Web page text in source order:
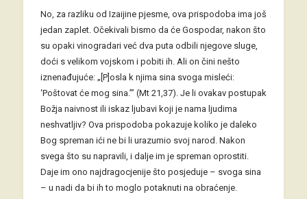
No, za razliku od Izaijine pjesme, ova prispodoba ima još
jedan zaplet. Očekivali bismo da će Gospodar, nakon što
su opaki vinogradari već dva puta odbili njegove sluge,
doći s velikom vojskom i pobiti ih. Ali on čini nešto
iznenađujuće: „[P]osla k njima sina svoga misleći:
‘Poštovat će mog sina.’” (Mt 21,37). Je li ovakav postupak
Božja naivnost ili iskaz ljubavi koji je nama ljudima
neshvatljiv? Ova prispodoba pokazuje koliko je daleko
Bog spreman ići ne bi li urazumio svoj narod. Nakon
svega što su napravili, i dalje im je spreman oprostiti.
Daje im ono najdragocjenije što posjeduje – svoga sina
– u nadi da bi ih to moglo potaknuti na obraćenje.